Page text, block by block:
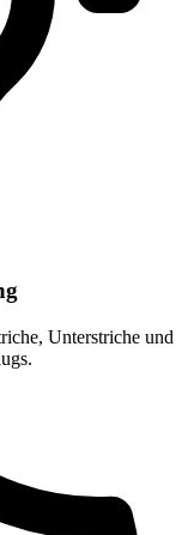
Unterstriche und